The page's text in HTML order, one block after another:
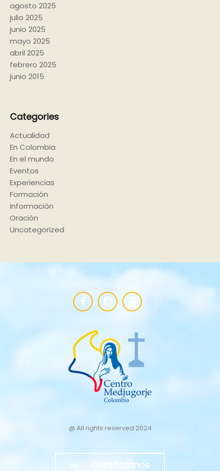
agosto 2025
julio 2025
junio 2025
mayo 2025
abril 2025
febrero 2025
junio 2015
Categories
Actualidad
En Colombia
En el mundo
Eventos
Experiencias
Formación
Información
Oración
Uncategorized
@ All rights reserved 2024
Contáctanos